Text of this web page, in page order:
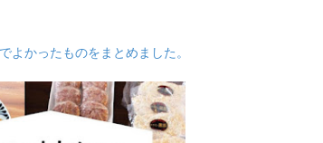
よかったものをまとめました。